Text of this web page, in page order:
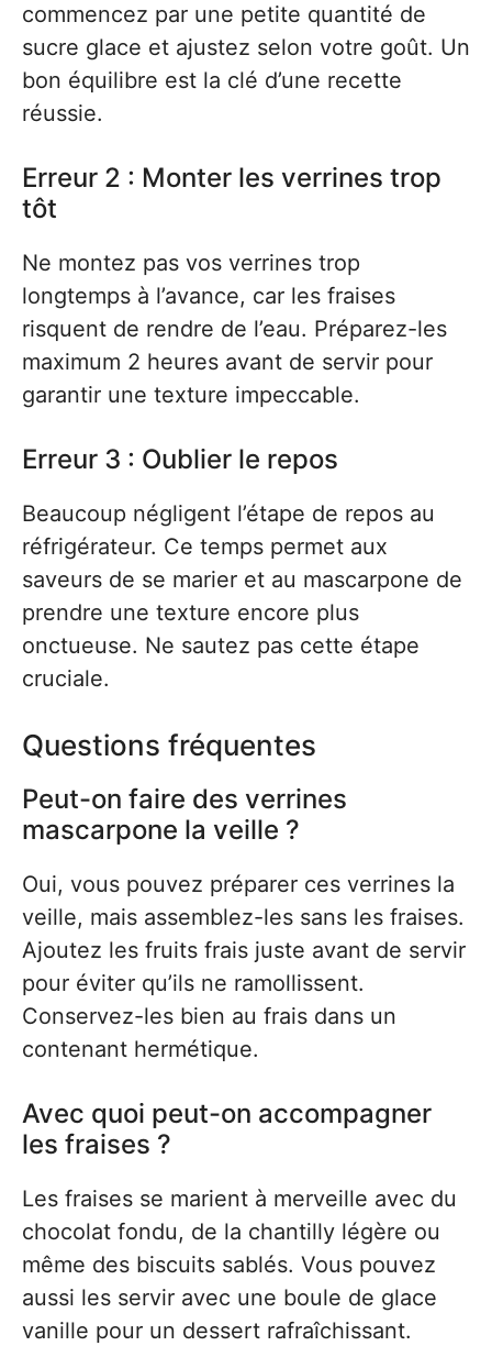
commencez par une petite quantité de
sucre glace et ajustez selon votre goût. Un
bon équilibre est la clé d’une recette
réussie.
Erreur 2 : Monter les verrines trop
tôt
Ne montez pas vos verrines trop
longtemps à l’avance, car les fraises
risquent de rendre de l’eau. Préparez-les
maximum 2 heures avant de servir pour
garantir une texture impeccable.
Erreur 3 : Oublier le repos
Beaucoup négligent l’étape de repos au
réfrigérateur. Ce temps permet aux
saveurs de se marier et au mascarpone de
prendre une texture encore plus
onctueuse. Ne sautez pas cette étape
cruciale.
Questions fréquentes
Peut-on faire des verrines
mascarpone la veille ?
Oui, vous pouvez préparer ces verrines la
veille, mais assemblez-les sans les fraises.
Ajoutez les fruits frais juste avant de servir
pour éviter qu’ils ne ramollissent.
Conservez-les bien au frais dans un
contenant hermétique.
Avec quoi peut-on accompagner
les fraises ?
Les fraises se marient à merveille avec du
chocolat fondu, de la chantilly légère ou
même des biscuits sablés. Vous pouvez
aussi les servir avec une boule de glace
vanille pour un dessert rafraîchissant.